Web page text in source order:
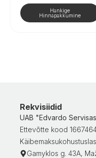
Hankige
Hinnapakkumine
Rekvisiidid
UAB "Edvardo
Ettevõtte kood
Gamyklos g. 43A,